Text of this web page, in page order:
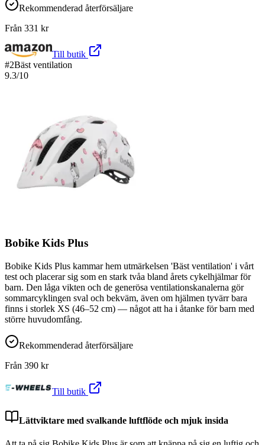
Rekommenderad återförsäljare
Från 331 kr
Till butik
#2Bäst ventilation
9.3/10
Bobike Kids Plus
Bobike Kids Plus kammar hem utmärkelsen 'Bäst ventilation' i vårt
test och placerar sig som en stark tvåa bland årets cykelhjälmar för
barn. Den låga vikten och de generösa ventilationskanalerna gör
sommarcyklingen sval och bekväm, även om hjälmen tyvärr bara
finns i storlek XS (46–52 cm) — något att ha i åtanke för barn med
större huvudomfång.
Rekommenderad återförsäljare
Från 390 kr
Till butik
Lättviktare med svalkande luftflöde och mjuk insida